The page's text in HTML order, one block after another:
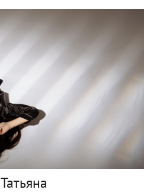
Татьяна